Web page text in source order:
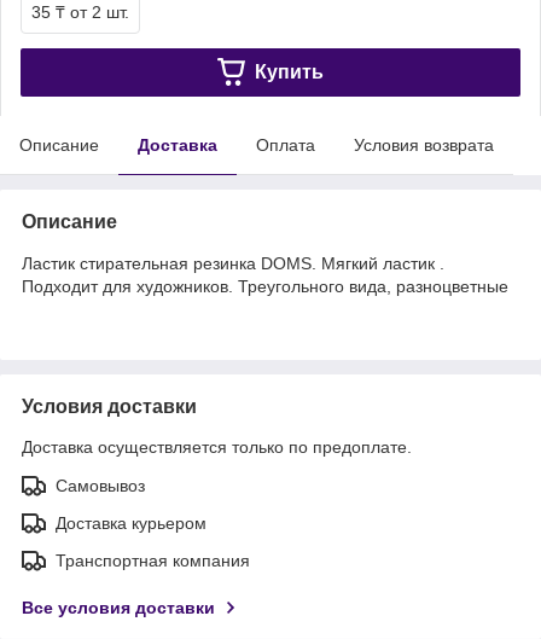
35 ₸ от 2 шт.
Купить
Описание Доставка Оплата Условия возврата
Описание
Ластик стирательная резинка DOMS. Мягкий ластик .
Подходит для художников. Треугольного вида, разноцветные
Условия доставки
Доставка осуществляется только по предоплате.
Самовывоз
Доставка курьером
Транспортная компания
Все условия доставки